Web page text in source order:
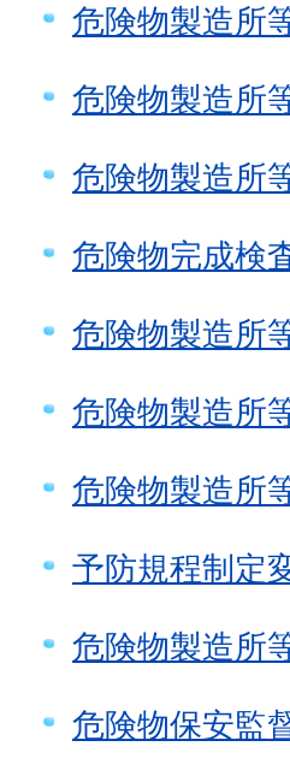
危険物製造所
危険物製造所
危険物製造所
危険物完成検
危険物製造所
危険物製造所
危険物製造所
予防規程制定
危険物製造所
危険物保安監